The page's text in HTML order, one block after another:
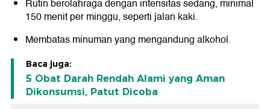
Rutin berolahraga dengan intensitas sedang, minimal
150 menit per minggu, seperti jalan kaki.
Membatas minuman yang mengandung alkohol.
Baca juga:
5 Obat Darah Rendah Alami yang Aman
Dikonsumsi, Patut Dicoba